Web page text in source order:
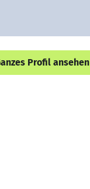
Profil ansehen